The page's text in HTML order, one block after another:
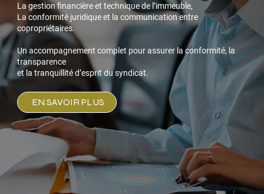
La gestion financière et technique de l’immeuble,
La conformité juridique et la communication entre
copropriétaires.
Un accompagnement complet pour assurer la conformité, la
transparence
et la tranquillité d’esprit du syndicat.
EN SAVOIR PLUS